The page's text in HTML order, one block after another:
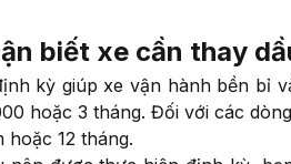
biết xe cần thay
kỳ giúp xe vận hành bền bỉ
hoặc 3 tháng. Đối với các
hoặc 12 tháng.